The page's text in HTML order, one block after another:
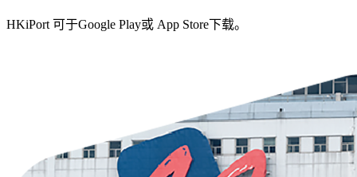
HKiPort 可于Google Play或 App Store下载。